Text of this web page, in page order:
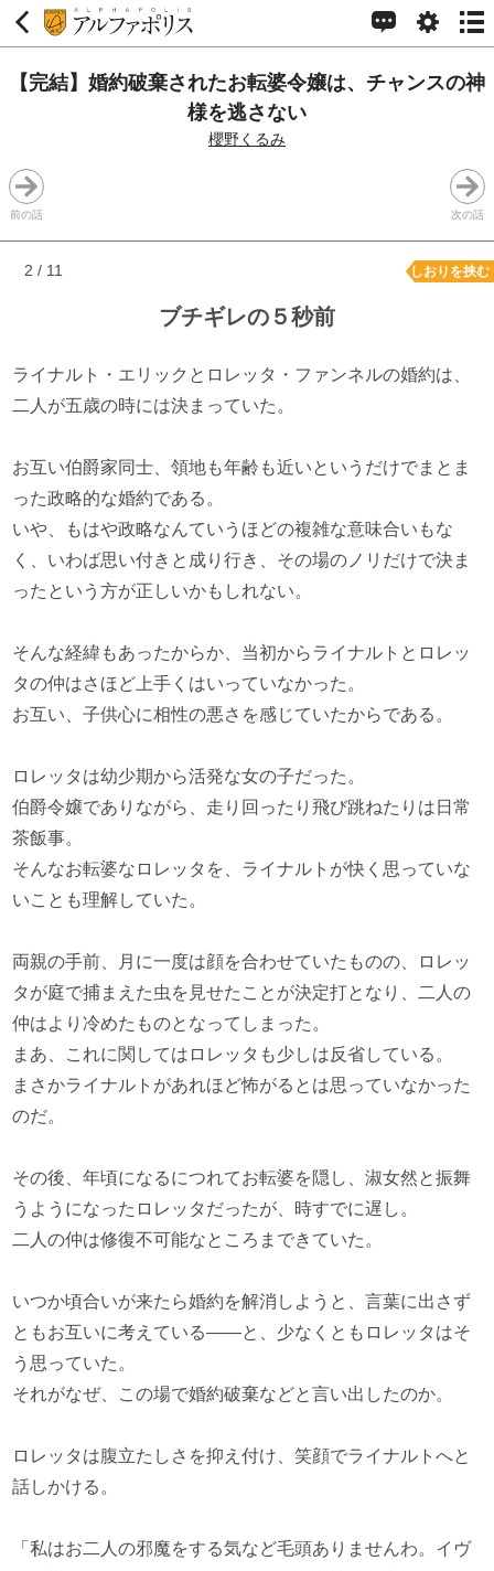
【完結】婚約破棄されたお転婆令嬢は、チャンスの神
様を逃さない
櫻野くるみ
前の話 次の話
2 / 11 しおりを挟む
ブチギレの５秒前
ライナルト・エリックとロレッタ・ファンネルの婚約は、
二人が五歳の時には決まっていた。
お互い伯爵家同士、領地も年齢も近いというだけでまとま
った政略的な婚約である。
いや、もはや政略なんていうほどの複雑な意味合いもな
く、いわば思い付きと成り行き、その場のノリだけで決ま
ったという方が正しいかもしれない。
そんな経緯もあったからか、当初からライナルトとロレッ
タの仲はさほど上手くはいっていなかった。
お互い、子供心に相性の悪さを感じていたからである。
ロレッタは幼少期から活発な女の子だった。
伯爵令嬢でありながら、走り回ったり飛び跳ねたりは日常
茶飯事。
そんなお転婆なロレッタを、ライナルトが快く思っていな
いことも理解していた。
両親の手前、月に一度は顔を合わせていたものの、ロレッ
タが庭で捕まえた虫を見せたことが決定打となり、二人の
仲はより冷めたものとなってしまった。
まあ、これに関してはロレッタも少しは反省している。
まさかライナルトがあれほど怖がるとは思っていなかった
のだ。
その後、年頃になるにつれてお転婆を隠し、淑女然と振舞
うようになったロレッタだったが、時すでに遅し。
二人の仲は修復不可能なところまできていた。
いつか頃合いが来たら婚約を解消しようと、言葉に出さず
ともお互いに考えている――と、少なくともロレッタはそ
う思っていた。
それがなぜ、この場で婚約破棄などと言い出したのか。
ロレッタは腹立たしさを抑え付け、笑顔でライナルトへと
話しかける。
「私はお二人の邪魔をする気など毛頭ありませんわ。イヴ